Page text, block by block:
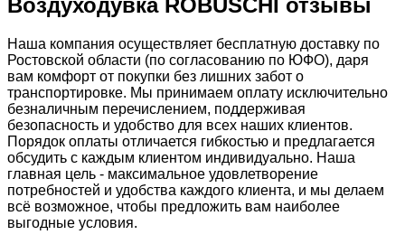
Наша компания осуществляет бесплатную доставку по
Ростовской области (по согласованию по ЮФО), даря
вам комфорт от покупки без лишних забот о
транспортировке. Мы принимаем оплату исключительно
безналичным перечислением, поддерживая
безопасность и удобство для всех наших клиентов.
Порядок оплаты отличается гибкостью и предлагается
обсудить с каждым клиентом индивидуально. Наша
главная цель - максимальное удовлетворение
потребностей и удобства каждого клиента, и мы делаем
всё возможное, чтобы предложить вам наиболее
выгодные условия.